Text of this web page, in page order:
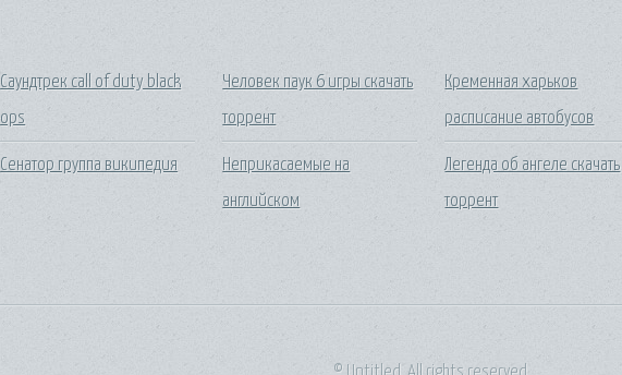
Саундтрек call of duty black
ops
Сенатор группа википедия
Человек паук 6 игры скачать
торрент
Неприкасаемые на
английском
Кременная харьков
расписание автобусов
Легенда об ангеле скачать
торрент